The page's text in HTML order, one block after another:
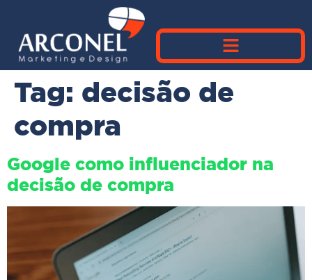
Tag: decisão de
compra
Google como influenciador na
decisão de compra